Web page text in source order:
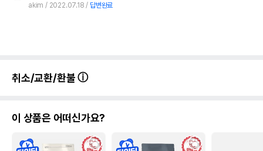
akim 2022.07.18 답변완료
취소/교환/환불
이 상품은 어떠신가요?